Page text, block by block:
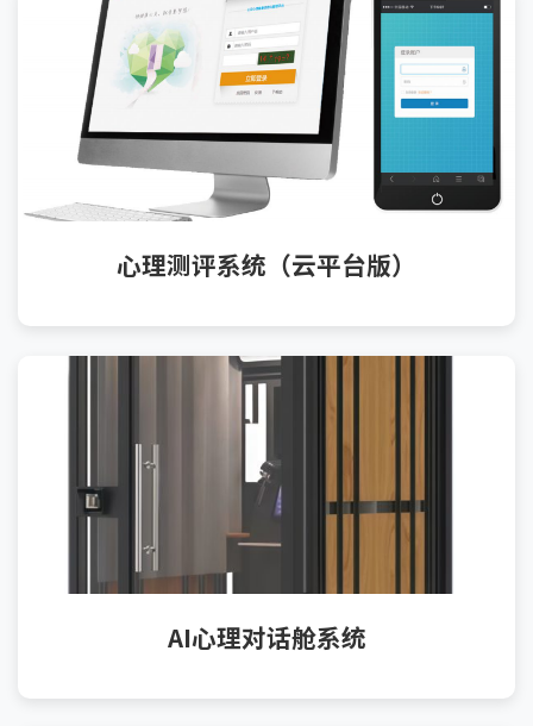
心理测评系统（云平台版）
AI心理对话舱系统